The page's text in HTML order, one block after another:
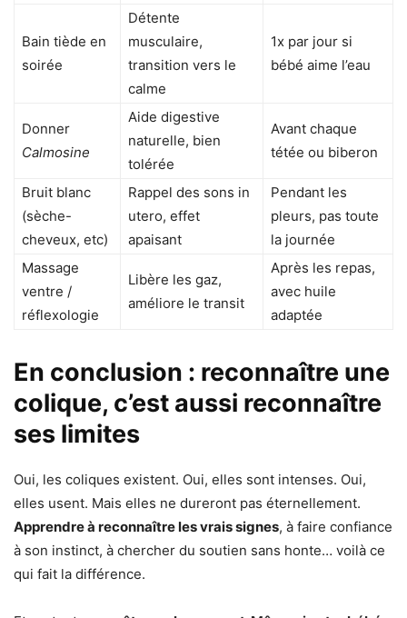
Bain tiède en
soirée
Détente
musculaire,
transition vers le
calme
1x par jour si
bébé aime l’eau
Donner
Calmosine
Aide digestive
naturelle, bien
tolérée
Avant chaque
tétée ou biberon
Bruit blanc
(sèche-
cheveux, etc)
Rappel des sons in
utero, effet
apaisant
Pendant les
pleurs, pas toute
la journée
Massage
ventre /
réflexologie
Libère les gaz,
améliore le transit
Après les repas,
avec huile
adaptée
En conclusion : reconnaître une
colique, c’est aussi reconnaître
ses limites
Oui, les coliques existent. Oui, elles sont intenses. Oui,
elles usent. Mais elles ne dureront pas éternellement.
Apprendre à reconnaître les vrais signes, à faire confiance
à son instinct, à chercher du soutien sans honte… voilà ce
qui fait la différence.